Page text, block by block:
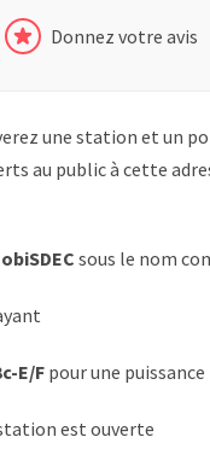
Donnez votre avis
une station et un
au public à cette
sous le nom
E/F pour une
est ouverte